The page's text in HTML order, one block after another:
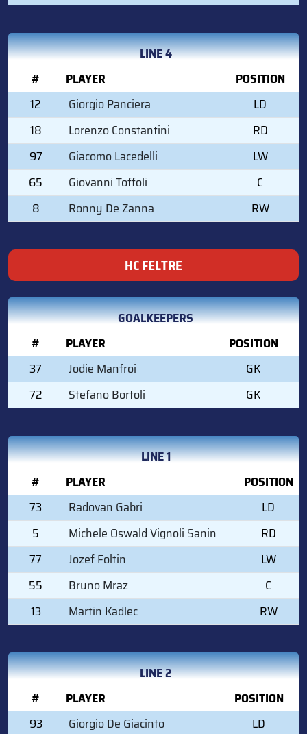
LINE 4
#
PLAYER
POSITION
12
Giorgio Panciera
LD
18
Lorenzo Constantini
RD
97
Giacomo Lacedelli
LW
65
Giovanni Toffoli
C
8
Ronny De Zanna RW
HC FELTRE
GOALKEEPERS
#
PLAYER
POSITION
37
Jodie Manfroi
GK
72
Stefano Bortoli GK
LINE 1
#
PLAYER
POSITION
73
Radovan Gabri
LD
5
Michele Oswald Vignoli Sanin
RD
77
Jozef Foltin
LW
55
Bruno Mraz
C
13
Martin Kadlec RW
LINE 2
#
PLAYER
POSITION
93
Giorgio De Giacinto LD